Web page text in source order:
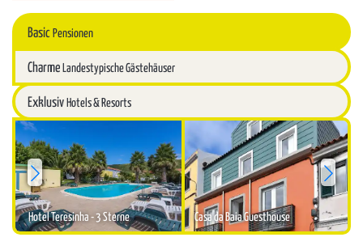
Basic Pensionen
Charme Landestypische Gästehäuser
Exklusiv Hotels & Resorts
Hotel Teresinha - 3 SterneSterne:3 Casa da Baia Guesthouse